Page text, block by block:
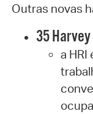
Outras novas
35
a